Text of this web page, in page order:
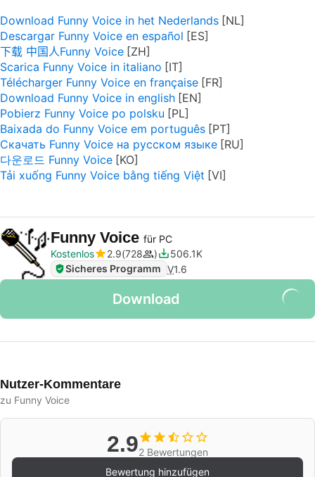
Download Funny Voice in het Nederlands
Descargar Funny Voice en español
下载 中国人Funny Voice
Scarica Funny Voice in italiano
Télécharger Funny Voice en française
Download Funny Voice in english
Pobierz Funny Voice po polsku
Baixada do Funny Voice em português
Скачать Funny Voice на русском языке
다운로드 Funny Voice
Tải xuống Funny Voice bằng tiếng Việt
Funny Voice für PC
Kostenlos
2.9 728
506.1K
Sicheres Programm V1.6
Download
Nutzer-Kommentare
zu Funny Voice
2.92 Bewertungen
Bewertung hinzufügen